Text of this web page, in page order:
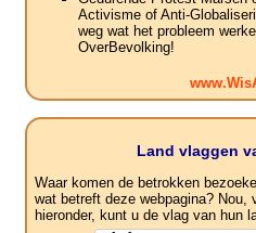
Activisme of Anti-
weg wat het probleem
OverBevolking!
Land vlaggen
Waar komen de betrokken
wat betreft deze webpagina? Nou,
hieronder, kunt u de vlag van hun